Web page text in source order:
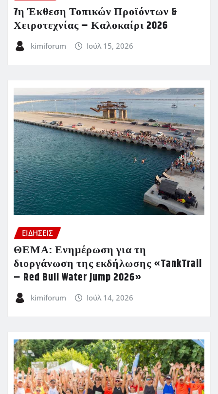
7η Έκθεση Τοπικών Προϊόντων &
Χειροτεχνίας – Καλοκαίρι 2026
kimiforum Ιούλ 15, 2026
ΕΙΔΗΣΕΙΣ
ΘΕΜΑ: Ενημέρωση για τη
διοργάνωση της εκδήλωσης «TankTrail
– Red Bull Water Jump 2026»
kimiforum Ιούλ 14, 2026